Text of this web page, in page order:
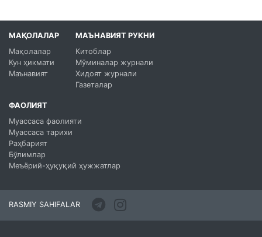
МАҚОЛАЛАР
Мақолалар
Кун ҳикмати
Маънавият
МАЪНАВИЯТ РУКНИ
Китоблар
Мўминалар журнали
Хидоят журнали
Газеталар
ФАОЛИЯТ
Муассаса фаолияти
Муассаса тарихи
Раҳбарият
Бўлимлар
Меъёрий-ҳуқуқий ҳужжатлар
RASMIY SAHIFALAR